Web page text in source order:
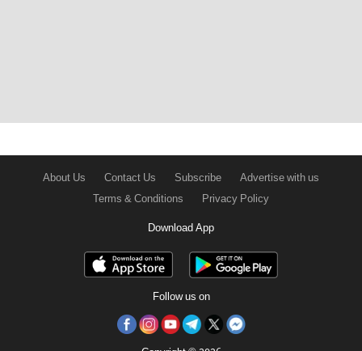
About Us Contact Us Subscribe
Advertise with us
Terms & Conditions
Privacy Policy
Download App
Follow us on